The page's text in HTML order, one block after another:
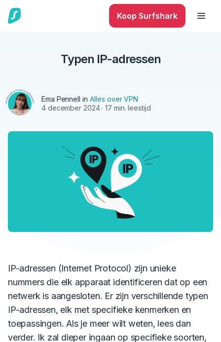
Koop Surfshark
Typen IP-adressen
Ema Pennell in Alles over VPN
4 december 2024· 17 min. leestijd
IP-adressen (Internet Protocol) zijn unieke
nummers die elk apparaat identificeren dat op een
netwerk is aangesloten. Er zijn verschillende typen
IP-adressen, elk met specifieke kenmerken en
toepassingen. Als je meer wilt weten, lees dan
verder. Ik zal dieper ingaan op specifieke soorten,